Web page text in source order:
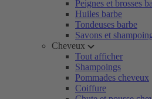
Peignes et brosses
Huiles barbe
Tondeuses barbe
Savons et
Cheveux
Tout afficher
Shampoings
Pommades cheveux
Coiffure